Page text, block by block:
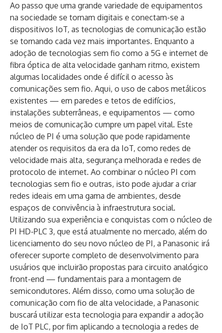
Ao passo que uma grande variedade de equipamentos
na sociedade se tornam digitais e conectam-se a
dispositivos IoT, as tecnologias de comunicação estão
se tornando cada vez mais importantes. Enquanto a
adoção de tecnologias sem fio como a 5G e internet de
fibra óptica de alta velocidade ganham ritmo, existem
algumas localidades onde é difícil o acesso às
comunicações sem fio. Aqui, o uso de cabos metálicos
existentes — em paredes e tetos de edifícios,
instalações subterrâneas, e equipamentos — como
meios de comunicação cumpre um papel vital. Este
núcleo de PI é uma solução que pode rapidamente
atender os requisitos da era da IoT, como redes de
velocidade mais alta, segurança melhorada e redes de
protocolo de internet. Ao combinar o núcleo PI com
tecnologias sem fio e outras, isto pode ajudar a criar
redes ideais em uma gama de ambientes, desde
espaços de convivência à infraestrutura social.
Utilizando sua experiência e conquistas com o núcleo de
PI HD-PLC 3, que está atualmente no mercado, além do
licenciamento do seu novo núcleo de PI, a Panasonic irá
oferecer suporte completo de desenvolvimento para
usuários que incluirão propostas para circuito analógico
front-end — fundamentais para a montagem de
semicondutores. Além disso, como uma solução de
comunicação com fio de alta velocidade, a Panasonic
buscará utilizar esta tecnologia para expandir a adoção
de IoT PLC, por fim aplicando a tecnologia a redes de